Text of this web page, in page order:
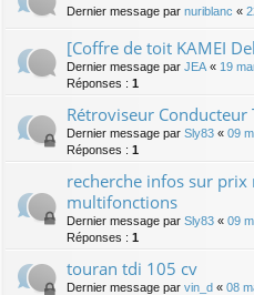
Dernier message par nuriblanc «
[Coffre de toit KAMEI
Dernier message par JEA « 19
Réponses : 1
Rétroviseur
Dernier message par Sly83 « 09
Réponses : 1
recherche infos sur
multifonctions
Dernier message par Sly83 « 09
Réponses : 1
touran tdi 105 cv
Dernier message par vin_d « 08